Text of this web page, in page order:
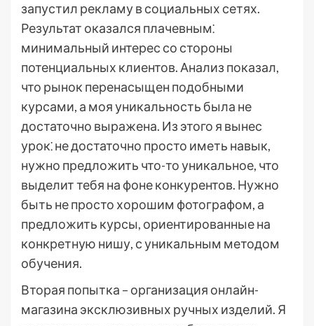
запустил рекламу в социальных сетях.
Результат оказался плачевным⁚
минимальный интерес со стороны
потенциальных клиентов. Анализ показал,
что рынок перенасыщен подобными
курсами, а моя уникальность была не
достаточно выражена. Из этого я вынес
урок⁚ не достаточно просто иметь навык,
нужно предложить что-то уникальное, что
выделит тебя на фоне конкурентов. Нужно
быть не просто хорошим фотографом, а
предложить курсы, ориентированные на
конкретную нишу, с уникальным методом
обучения.
Вторая попытка – организация онлайн-
магазина эксклюзивных ручных изделий. Я